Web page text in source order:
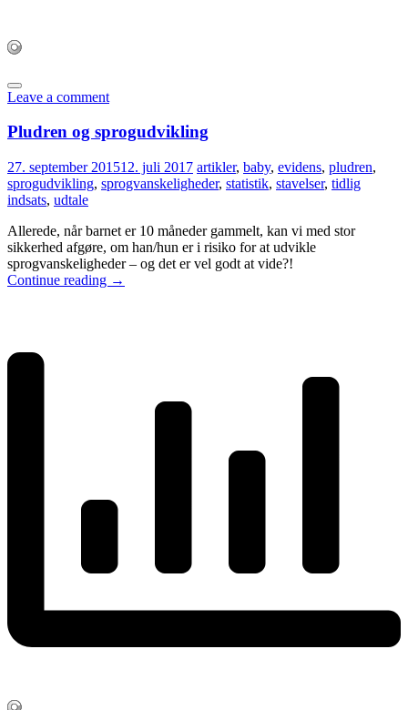
Leave a comment
Pludren og sprogudvikling
27. september 201512. juli 2017 artikler, baby, evidens, pludren,
sprogudvikling, sprogvanskeligheder, statistik, stavelser, tidlig
indsats, udtale
Allerede, når barnet er 10 måneder gammelt, kan vi med stor
sikkerhed afgøre, om han/hun er i risiko for at udvikle
sprogvanskeligheder – og det er vel godt at vide?!
Continue reading →